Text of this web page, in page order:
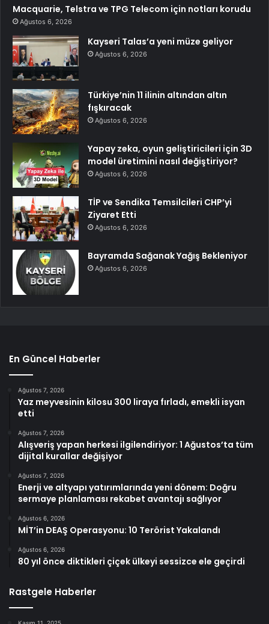
Macquarie, Telstra ve TPG Telecom için notları korudu
Ağustos 6, 2026
Kayseri Talas’a yeni müze geliyor
Ağustos 6, 2026
Türkiye’nin 11 ilinin altından altın
fışkıracak
Ağustos 6, 2026
Yapay zeka, oyun geliştiricileri için 3D
model üretimini nasıl değiştiriyor?
Ağustos 6, 2026
TİP ve Sendika Temsilcileri CHP’yi
Ziyaret Etti
Ağustos 6, 2026
Bayramda Sağanak Yağış Bekleniyor
Ağustos 6, 2026
En Güncel Haberler
Ağustos 7, 2026
Yaz meyvesinin kilosu 300 liraya fırladı, emekli isyan
etti
Ağustos 7, 2026
Alışveriş yapan herkesi ilgilendiriyor: 1 Ağustos’ta tüm
dijital kurallar değişiyor
Ağustos 7, 2026
Enerji ve altyapı yatırımlarında yeni dönem: Doğru
sermaye planlaması rekabet avantajı sağlıyor
Ağustos 6, 2026
MİT’in DEAŞ Operasyonu: 10 Terörist Yakalandı
Ağustos 6, 2026
80 yıl önce diktikleri çiçek ülkeyi sessizce ele geçirdi
Rastgele Haberler
Kasım 11, 2025